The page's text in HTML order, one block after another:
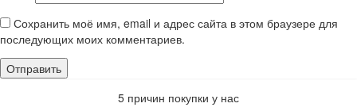
Сохранить моё имя, email и адрес сайта в этом браузере для
последующих моих комментариев.
5 причин покупки у нас